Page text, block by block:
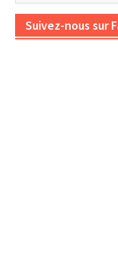
Suivez-nous sur